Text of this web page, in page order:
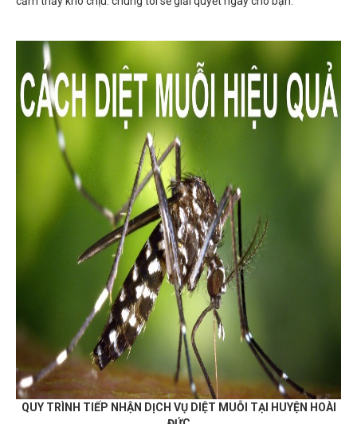
QUY TRÌNH TIẾP NHẬN DỊCH VỤ DIỆT MUỖI TẠI HUYỆNHOÀI
ĐỨC